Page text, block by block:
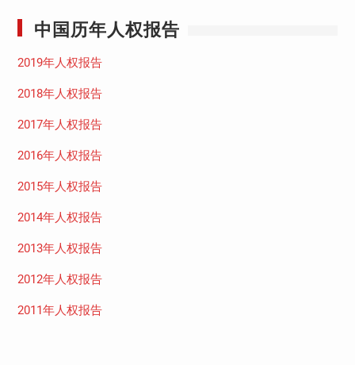
中国历年人权报告
2019年人权报告
2018年人权报告
2017年人权报告
2016年人权报告
2015年人权报告
2014年人权报告
2013年人权报告
2012年人权报告
2011年人权报告